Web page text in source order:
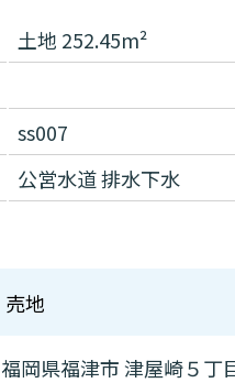
土地 252.45m²
ss007
公営水道排水下水
売地
福岡県福津市 津屋崎５